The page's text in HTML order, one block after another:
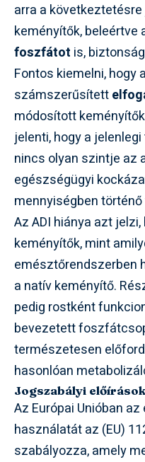
arra a
keményítők, beleértve
foszfátot is,
Fontos kiemelni, hogy
számszerűsített
módosított
jelenti, hogy a
nincs olyan szintje az
egészségügyi
mennyiségben
Az ADI hiánya azt
keményítők, mint
emésztőrendszerben
a natív keményítő.
pedig rostként
bevezetett
természetesen
hasonlóan
Jogszabályi
Az Európai Unióban
használatát az (EU)
szabályozza, amely